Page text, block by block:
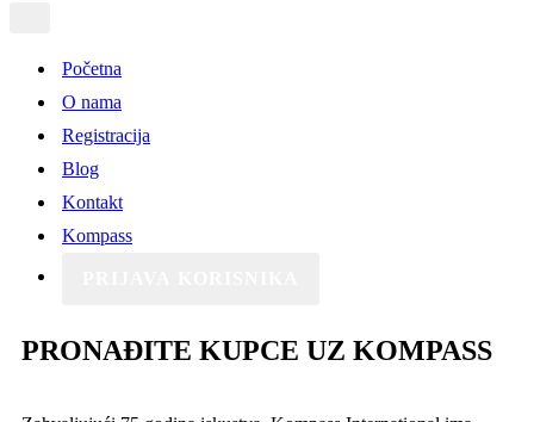
Početna
O nama
Registracija
Blog
Kontakt
Kompass
PRONAĐITE KUPCE UZ KOMPASS